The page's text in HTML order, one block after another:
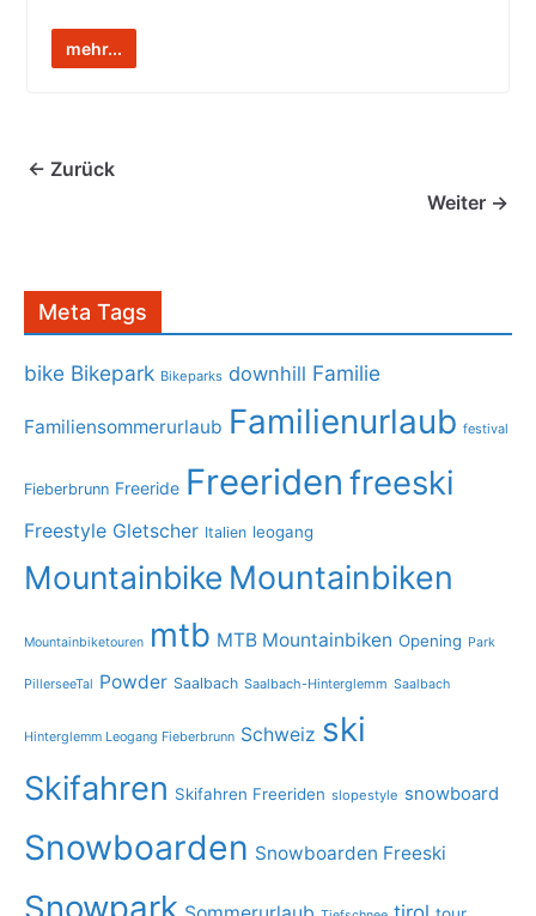
mehr...
← Zurück
Weiter →
Meta Tags
bike Bikepark Bikeparks downhill Familie
Familiensommerurlaub Familienurlaub festival
Fieberbrunn Freeride Freeriden freeski
Freestyle Gletscher Italien leogang
Mountainbike Mountainbiken
Mountainbiketouren mtb MTB Mountainbiken Opening Park
PillerseeTal Powder Saalbach Saalbach-Hinterglemm Saalbach
Hinterglemm Leogang Fieberbrunn Schweiz ski
Skifahren Skifahren Freeriden slopestyle snowboard
Snowboarden Snowboarden Freeski
Snowpark